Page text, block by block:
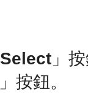
Select 」
」按鈕。